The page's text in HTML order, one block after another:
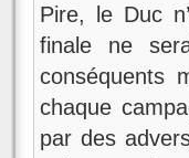
Pire, le Duc
finale ne
conséquents
chaque
par des